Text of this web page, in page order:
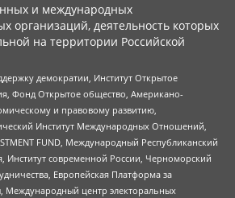
и международных
организаций, деятельность которых
на территории Российской
демократии, Институт Открытое
Фонд Открытое общество, Американо-
и правовому развитию,
Институт Международных Отношений,
FUND, Международный Республиканский
Институт современной России, Черноморский
Европейская Платформа за
Международный центр электоральных